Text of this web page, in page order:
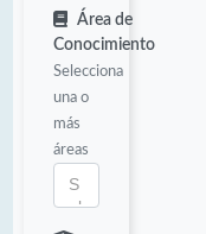
Área de
Conocimiento
Selecciona
una o
más
áreas